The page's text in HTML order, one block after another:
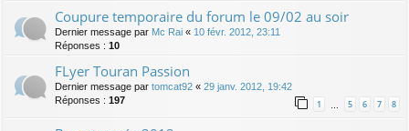
Coupure temporaire du forum le 09/02 au soir
Dernier message par Mc Rai « 10 févr. 2012, 23:11
Réponses : 10
FLyer Touran Passion
Dernier message par tomcat92 « 29 janv. 2012, 19:42
Réponses : 197 1 … 5 6 7 8